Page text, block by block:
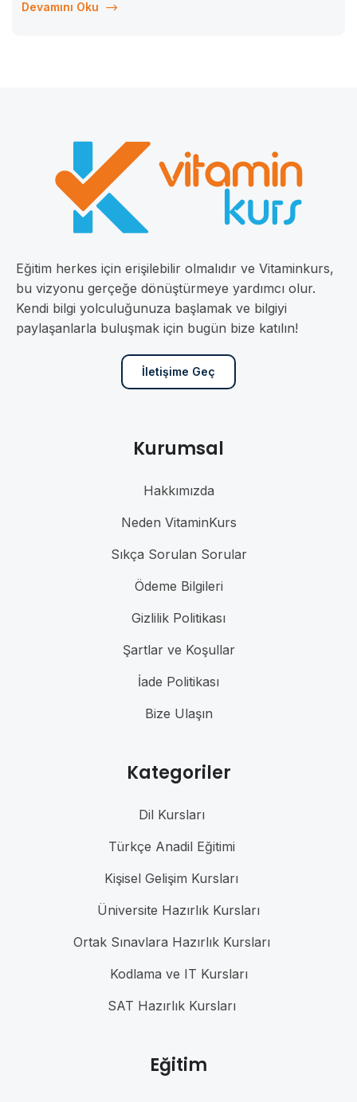
dönüştürdü. Bu bağlamda, Vitamin Kurs adlı çevrim içi eğitim
Devamını Oku
Eğitim herkes için erişilebilir olmalıdır ve Vitaminkurs,
bu vizyonu gerçeğe dönüştürmeye yardımcı olur.
Kendi bilgi yolculuğunuza başlamak ve bilgiyi
paylaşanlarla buluşmak için bugün bize katılın!
İletişime Geç
Kurumsal
Hakkımızda
Neden VitaminKurs
Sıkça Sorulan Sorular
Ödeme Bilgileri
Gizlilik Politikası
Şartlar ve Koşullar
İade Politikası
Bize Ulaşın
Kategoriler
Dil Kursları
Türkçe Anadil Eğitimi
Kişisel Gelişim Kursları
Üniversite Hazırlık Kursları
Ortak Sınavlara Hazırlık Kursları
Kodlama ve IT Kursları
SAT Hazırlık Kursları
Eğitim